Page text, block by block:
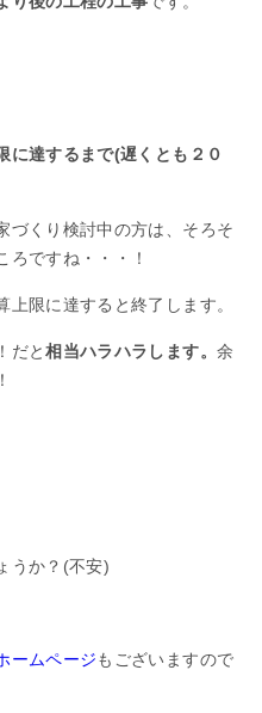
に達するまで(遅くとも２０
づくり検討中の方は、そろそ
ろですね・・・！
限に達すると終了します。
だと相当ハラハラします。 余
うか？(不安)
ームページもございますので